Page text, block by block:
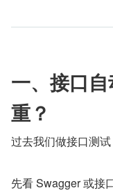
一、接口
重？
过去我们做接口测
先看 Swagger 或接